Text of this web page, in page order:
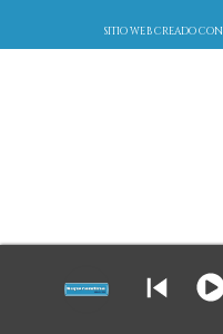
SITIO WEB CREADO